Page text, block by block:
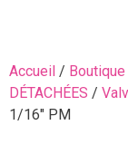
Accueil / Boutique
DÉTACHÉES /
1/16″ PM